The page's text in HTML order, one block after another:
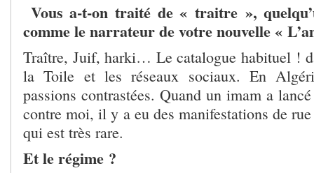
Vous a-t-on traité de « traitre »,
comme le narrateur de votre nouvelle «
Traître, Juif, harki… Le catalogue habituel !
la Toile et les réseaux sociaux. En
passions contrastées. Quand un imam a
contre moi, il y a eu des manifestations de
qui est très rare.
Et le régime ?